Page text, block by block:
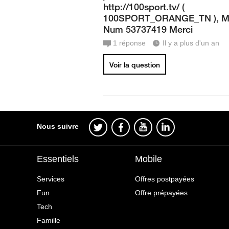
http://100sport.tv/ (
100SPORT_ORANGE_TN ),
Num 53737419 Merci
1 réponse Il y a plus d'un an
Voir la question
Nous suivre
Essentiels
Services
Fun
Tech
Famille
Mobile
Offres postpayées
Offre prépayées